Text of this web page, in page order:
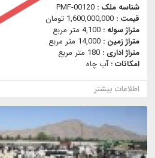
شناسه ملک : PMF-00120
قیمت : 1,600,000,000 تومان
متراژ سوله : 4,100 متر مربع
متراژ زمین : 14,000 متر مربع
متراژ اداری : 180 متر مربع
امکانات :آب چاه
اطلاعات بیشتر